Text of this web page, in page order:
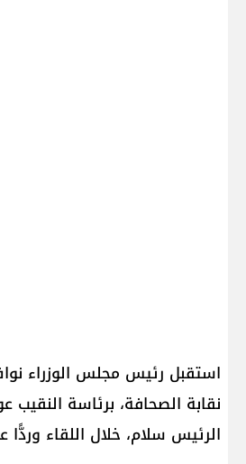
استقبل رئيس مجلس الوزراء
نقابة الصحافة، برئاسة
الرئيس سلام، خلال اللقاء